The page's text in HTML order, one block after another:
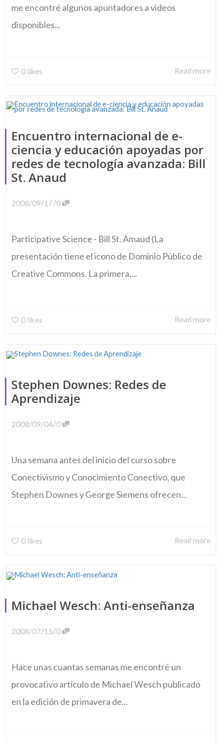
me encontré algunos apuntadores a videos
disponibles...
0 likes Read more
Encuentro internacional de e-
ciencia y educación apoyadas por
redes de tecnología avanzada: Bill
St. Anaud
2008/09/17/0
Participative Science - Bill St. Amaud (La
presentación tiene el icono de Dominio Público de
Creative Commons. La primera,...
0 likes Read more
Stephen Downes: Redes de
Aprendizaje
2008/09/04/0
Una semana antes del inicio del curso sobre
Conectivismo y Conocimiento Conectivo, que
Stephen Downes y George Siemens ofrecen...
0 likes Read more
Michael Wesch: Anti-enseñanza
2008/07/15/0
Hace unas cuantas semanas me encontré un
provocativo artículo de Michael Wesch publicado
en la edición de primavera de...